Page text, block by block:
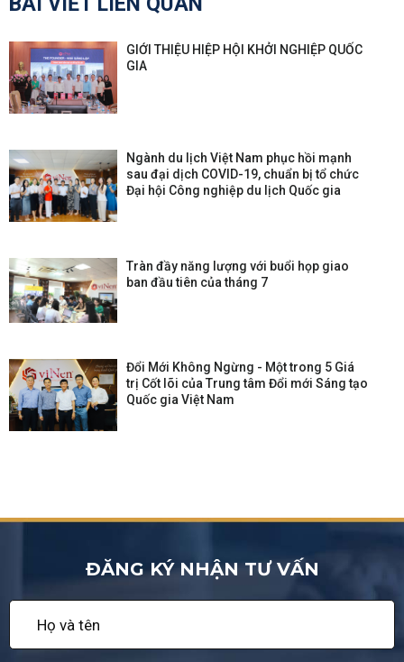
GIỚI THIỆU HIỆP HỘI KHỞI NGHIỆP QUỐC
GIA
Ngành du lịch Việt Nam phục hồi mạnh
sau đại dịch COVID-19, chuẩn bị tổ chức
Đại hội Công nghiệp du lịch Quốc gia
Tràn đầy năng lượng với buổi họp giao
ban đầu tiên của tháng 7
Đổi Mới Không Ngừng - Một trong 5 Giá
trị Cốt lõi của Trung tâm Đổi mới Sáng tạo
Quốc gia Việt Nam
ĐĂNG KÝ NHẬN TƯ VẤN